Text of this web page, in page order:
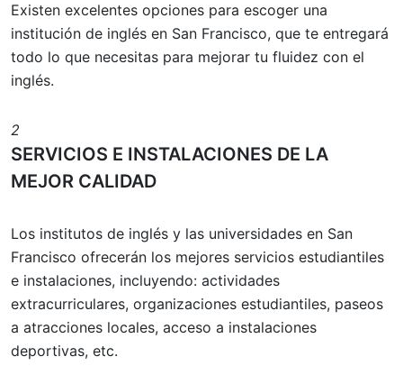
Existen excelentes opciones para escoger una
institución de inglés en San Francisco, que te entregará
todo lo que necesitas para mejorar tu fluidez con el
inglés.
2
SERVICIOS E INSTALACIONES DE LA
MEJOR CALIDAD
Los institutos de inglés y las universidades en San
Francisco ofrecerán los mejores servicios estudiantiles
e instalaciones, incluyendo: actividades
extracurriculares, organizaciones estudiantiles, paseos
a atracciones locales, acceso a instalaciones
deportivas, etc.